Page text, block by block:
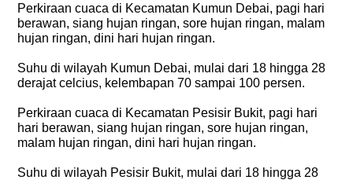
Perkiraan cuaca di Kecamatan Kumun Debai, pagi hari
berawan, siang hujan ringan, sore hujan ringan, malam
hujan ringan, dini hari hujan ringan.
Suhu di wilayah Kumun Debai, mulai dari 18 hingga 28
derajat celcius, kelembapan 70 sampai 100 persen.
Perkiraan cuaca di Kecamatan Pesisir Bukit, pagi hari
hari berawan, siang hujan ringan, sore hujan ringan,
malam hujan ringan, dini hari hujan ringan.
Suhu di wilayah Pesisir Bukit, mulai dari 18 hingga 28